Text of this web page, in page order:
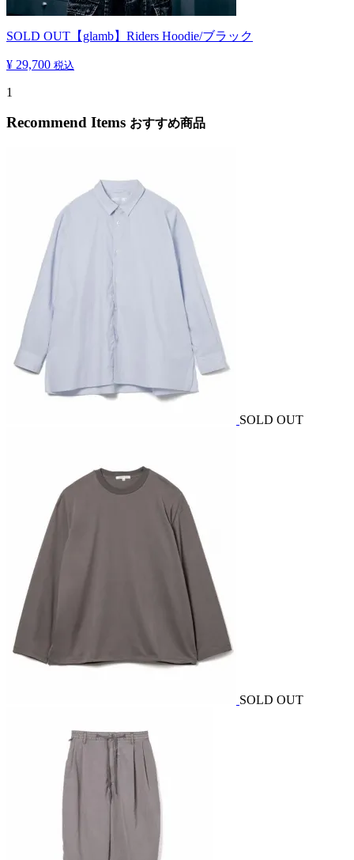
SOLD OUT 【glamb】Riders Hoodie/ブラック
¥ 29,700 税込
1
Recommend Items おすすめ商品
SOLD OUT
SOLD OUT